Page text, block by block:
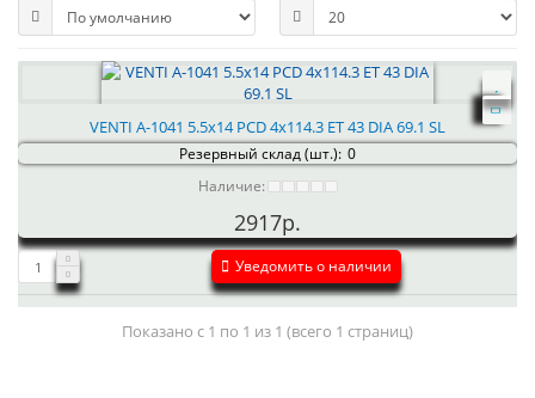
VENTI А-1041 5.5x14 PCD 4x114.3 ET 43 DIA 69.1 SL
Резервный склад (шт.): 0
Наличие:
2917р.
Уведомить о наличии
Показано с 1 по 1 из 1 (всего 1 страниц)